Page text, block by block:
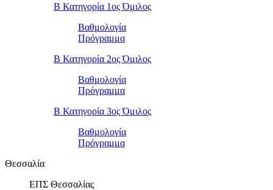
Β Κατηγορία 1ος Όμιλος
Βαθμολογία
Πρόγραμμα
Β Κατηγορία 2ος Όμιλος
Βαθμολογία
Πρόγραμμα
Β Κατηγορία 3ος Όμιλος
Βαθμολογία
Πρόγραμμα
Θεσσαλία
ΕΠΣ Θεσσαλίας